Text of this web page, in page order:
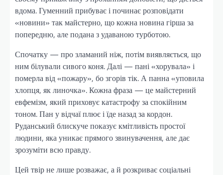
вдома. Гуменний прибуває і починає розповідати
«новини» так майстерно, що кожна новина гірша за
попередню, але подана з удаваною турботою.
Спочатку — про зламаний ніж, потім виявляється, що
ним білували сивого коня. Далі — пані «хорувала» і
померла від «пожару», бо згорів тік. А панна «уповила
хлопця, як линочка». Кожна фраза — це майстерний
евфемізм, який приховує катастрофу за спокійним
тоном. Пан у відчаї плює і їде назад за кордон.
Руданський блискуче показує кмітливість простої
людини, яка уникає прямого звинувачення, але дає
зрозуміти всю правду.
Цей твір не лише розважає, а й розкриває соціальні